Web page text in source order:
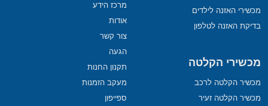
מכשירי האזנה לילדים
בדיקת האזנה לטלפון
מכשירי הקלטה
מכשיר הקלטה לרכב
מכשיר הקלטה זעיר
מרכז הידע
אודות
צור קשר
הגעה
תקנון החנות
מעקב הזמנות
ספייפון